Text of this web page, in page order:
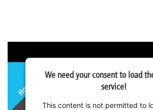
We need your consent to load
service!
This content is not permitted to